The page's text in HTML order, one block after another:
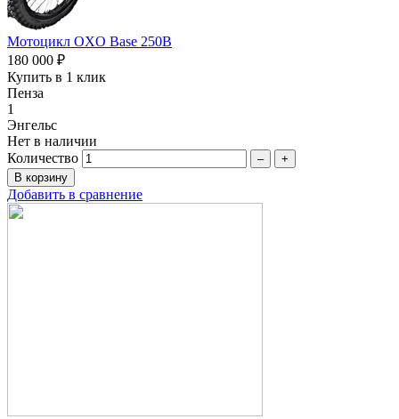
Мотоцикл OXO Base 250B
180 000 ₽
Купить в 1 клик
Пенза
1
Энгельс
Нет в наличии
Количество
– +
Добавить в сравнение